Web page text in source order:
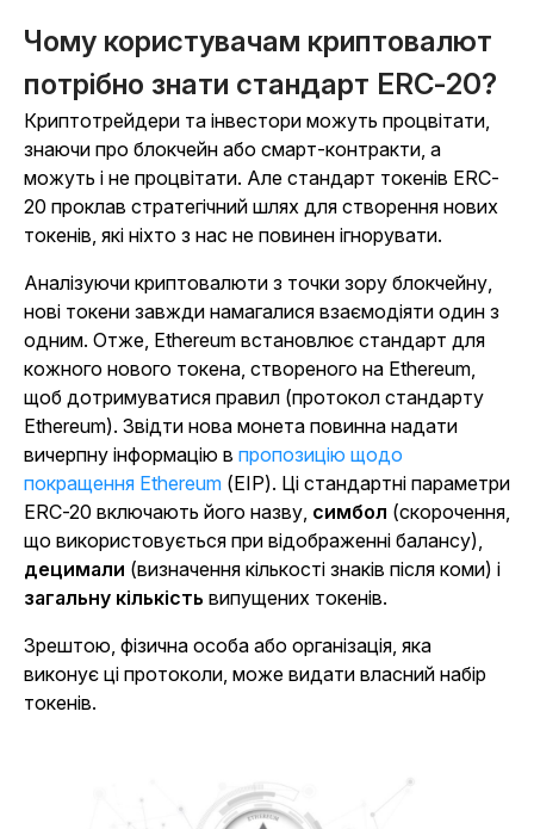
Чому користувачам криптовалют
потрібно знати стандарт ERC-20?
Криптотрейдери та інвестори можуть процвітати,
знаючи про блокчейн або смарт-контракти, а
можуть і не процвітати. Але стандарт токенів ERC-
20 проклав стратегічний шлях для створення нових
токенів, які ніхто з нас не повинен ігнорувати.
Аналізуючи криптовалюти з точки зору блокчейну,
нові токени завжди намагалися взаємодіяти один з
одним. Отже, Ethereum встановлює стандарт для
кожного нового токена, створеного на Ethereum,
щоб дотримуватися правил (протокол стандарту
Ethereum). Звідти нова монета повинна надати
вичерпну інформацію в пропозицію щодо
покращення Ethereum (EIP). Ці стандартні параметри
ERC-20 включають його назву, симбол (скорочення,
що використовується при відображенні балансу),
децимали (визначення кількості знаків після коми) і
загальну кількість випущених токенів.
Зрештою, фізична особа або організація, яка
виконує ці протоколи, може видати власний набір
токенів.